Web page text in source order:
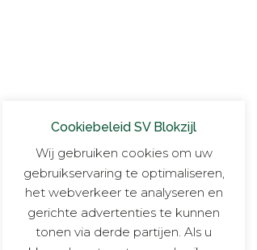
Cookiebeleid SV Blokzijl
Wij gebruiken cookies om uw
gebruikservaring te optimaliseren,
het webverkeer te analyseren en
gerichte advertenties te kunnen
tonen via derde partijen. Als u